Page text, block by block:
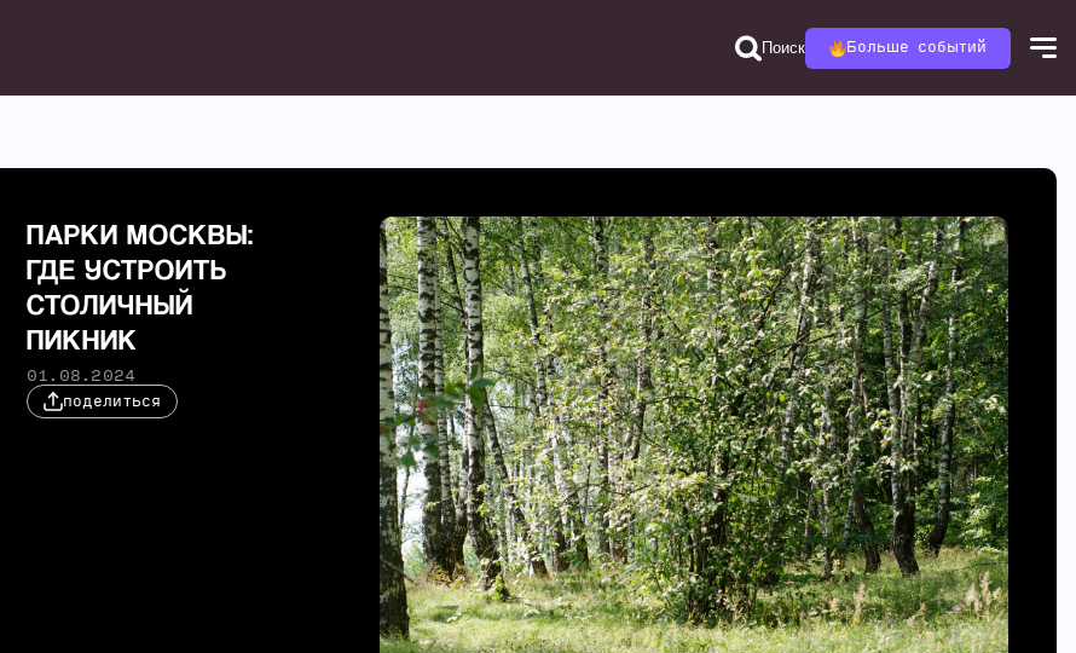
Поиск Больше событий
ПАРКИ МОСКВЫ:
ГДЕ УСТРОИТЬ
СТОЛИЧНЫЙ
ПИКНИК
01.08.2024
поделиться